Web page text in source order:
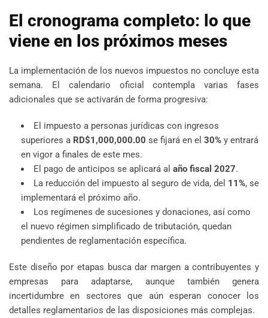
El cronograma completo: lo que
viene en los próximos meses
La implementación de los nuevos impuestos no concluye esta
semana. El calendario oficial contempla varias fases
adicionales que se activarán de forma progresiva:
El impuesto a personas jurídicas con ingresos
superiores a RD$1,000,000.00 se fijará en el 30% y entrará
en vigor a finales de este mes.
El pago de anticipos se aplicará al año fiscal 2027.
La reducción del impuesto al seguro de vida, del 11%, se
implementará el próximo año.
Los regímenes de sucesiones y donaciones, así como
el nuevo régimen simplificado de tributación, quedan
pendientes de reglamentación específica.
Este diseño por etapas busca dar margen a contribuyentes y
empresas para adaptarse, aunque también genera
incertidumbre en sectores que aún esperan conocer los
detalles reglamentarios de las disposiciones más complejas.